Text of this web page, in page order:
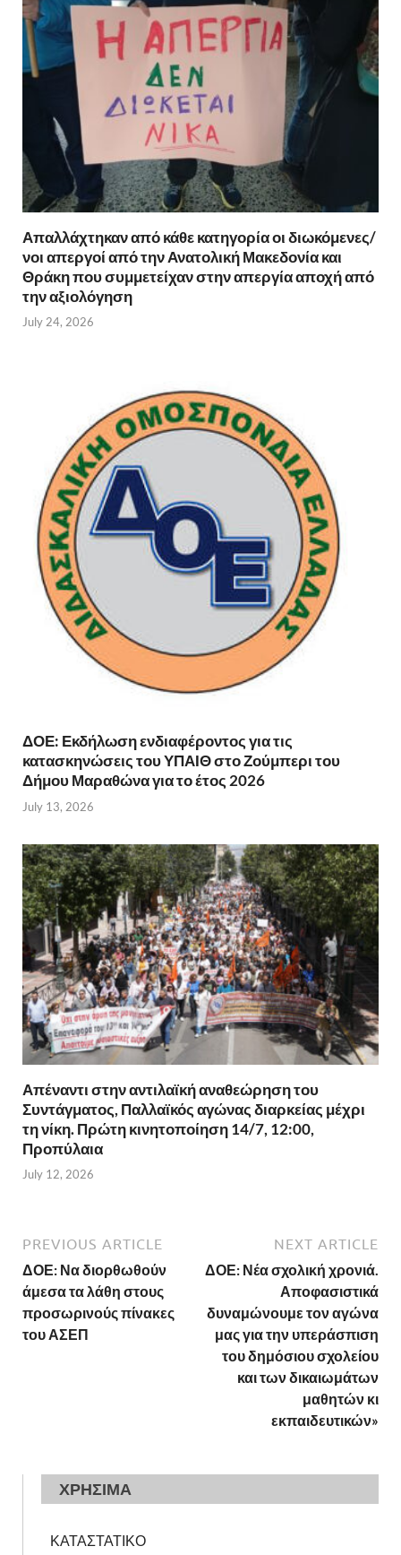
Απαλλάχτηκαν από κάθε κατηγορία οι διωκόμενες/
νοι απεργοί από την Ανατολική Μακεδονία και
Θράκη που συμμετείχαν στην απεργία αποχή από
την αξιολόγηση
July 24, 2026
ΔΟΕ: Εκδήλωση ενδιαφέροντος για τις
κατασκηνώσεις του ΥΠΑΙΘ στο Ζούμπερι του
Δήμου Μαραθώνα για το έτος 2026
July 13, 2026
Απέναντι στην αντιλαϊκή αναθεώρηση του
Συντάγματος, Παλλαϊκός αγώνας διαρκείας μέχρι
τη νίκη. Πρώτη κινητοποίηση 14/7, 12:00,
Προπύλαια
July 12, 2026
PREVIOUS ARTICLE
ΔΟΕ: Να διορθωθούν
άμεσα τα λάθη στους
προσωρινούς πίνακες
του ΑΣΕΠ
NEXT ARTICLE
ΔΟΕ: Νέα σχολική χρονιά.
Αποφασιστικά
δυναμώνουμε τον αγώνα
μας για την υπεράσπιση
του δημόσιου σχολείου
και των δικαιωμάτων
μαθητών κι
εκπαιδευτικών»
ΧΡΗΣΙΜΑ
ΚΑΤΑΣΤΑΤΙΚΟ